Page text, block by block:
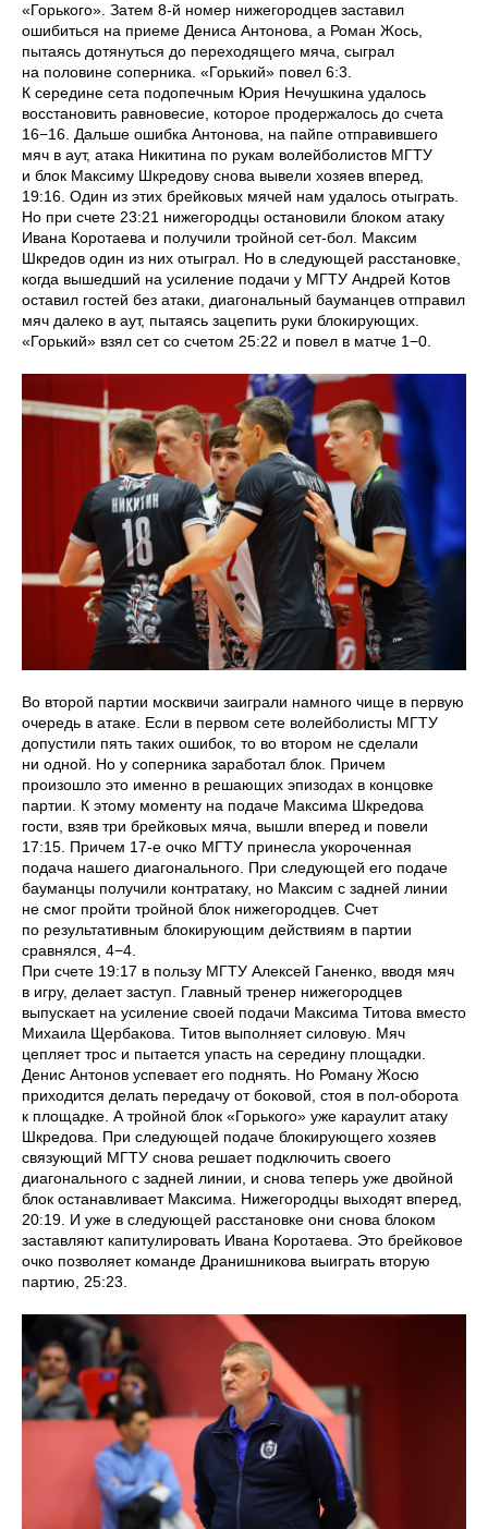
«Горького». Затем 8-й номер нижегородцев заставил
ошибиться на приеме Дениса Антонова, а Роман Жось,
пытаясь дотянуться до переходящего мяча, сыграл
на половине соперника. «Горький» повел 6:3.
К середине сета подопечным Юрия Нечушкина удалось
восстановить равновесие, которое продержалось до счета
16−16. Дальше ошибка Антонова, на пайпе отправившего
мяч в аут, атака Никитина по рукам волейболистов МГТУ
и блок Максиму Шкредову снова вывели хозяев вперед,
19:16. Один из этих брейковых мячей нам удалось отыграть.
Но при счете 23:21 нижегородцы остановили блоком атаку
Ивана Коротаева и получили тройной сет-бол. Максим
Шкредов один из них отыграл. Но в следующей расстановке,
когда вышедший на усиление подачи у МГТУ Андрей Котов
оставил гостей без атаки, диагональный бауманцев отправил
мяч далеко в аут, пытаясь зацепить руки блокирующих.
«Горький» взял сет со счетом 25:22 и повел в матче 1−0.
Во второй партии москвичи заиграли намного чище в первую
очередь в атаке. Если в первом сете волейболисты МГТУ
допустили пять таких ошибок, то во втором не сделали
ни одной. Но у соперника заработал блок. Причем
произошло это именно в решающих эпизодах в концовке
партии. К этому моменту на подаче Максима Шкредова
гости, взяв три брейковых мяча, вышли вперед и повели
17:15. Причем 17-е очко МГТУ принесла укороченная
подача нашего диагонального. При следующей его подаче
бауманцы получили контратаку, но Максим с задней линии
не смог пройти тройной блок нижегородцев. Счет
по результативным блокирующим действиям в партии
сравнялся, 4−4.
При счете 19:17 в пользу МГТУ Алексей Ганенко, вводя мяч
в игру, делает заступ. Главный тренер нижегородцев
выпускает на усиление своей подачи Максима Титова вместо
Михаила Щербакова. Титов выполняет силовую. Мяч
цепляет трос и пытается упасть на середину площадки.
Денис Антонов успевает его поднять. Но Роману Жосю
приходится делать передачу от боковой, стоя в пол-оборота
к площадке. А тройной блок «Горького» уже караулит атаку
Шкредова. При следующей подаче блокирующего хозяев
связующий МГТУ снова решает подключить своего
диагонального с задней линии, и снова теперь уже двойной
блок останавливает Максима. Нижегородцы выходят вперед,
20:19. И уже в следующей расстановке они снова блоком
заставляют капитулировать Ивана Коротаева. Это брейковое
очко позволяет команде Дранишникова выиграть вторую
партию, 25:23.